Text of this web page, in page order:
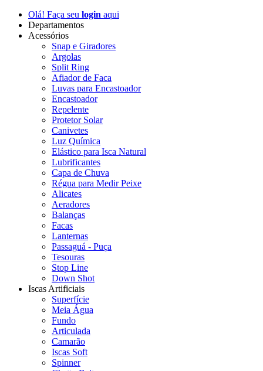
Olá! Faça seu login aqui
Departamentos
Acessórios
Snap e Giradores
Argolas
Split Ring
Afiador de Faca
Luvas para Encastoador
Encastoador
Repelente
Protetor Solar
Canivetes
Luz Química
Elástico para Isca Natural
Lubrificantes
Capa de Chuva
Régua para Medir Peixe
Alicates
Aeradores
Balanças
Facas
Lanternas
Passaguá - Puça
Tesouras
Stop Line
Down Shot
Iscas Artificiais
Superfície
Meia Água
Fundo
Articulada
Camarão
Iscas Soft
Spinner